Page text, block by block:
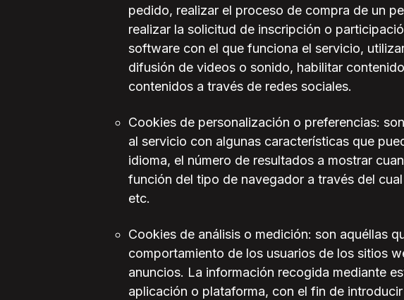
pedido, realizar el proceso de compra de un
realizar la solicitud de inscripción o
software con el que funciona el servicio,
difusión de videos o sonido, habilitar
contenidos a través de redes sociales.
Cookies de personalización o preferencias:
al servicio con algunas características que
idioma, el número de resultados a mostrar
función del tipo de navegador a través del
etc.
Cookies de análisis o medición: son aquéllas
comportamiento de los usuarios de los sitios
anuncios. La información recogida mediante
aplicación o plataforma, con el fin de